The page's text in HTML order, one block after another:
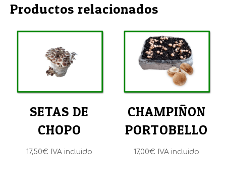
Productos relacionados
SETAS DE
CHOPO
17,50€ IVA incluido
CHAMPIÑON
PORTOBELLO
17,00€ IVA incluido